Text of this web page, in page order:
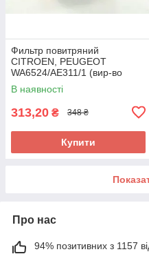
Фильтр повитряний
CITROEN, PEUGEOT
WA6524/AE311/1 (вир-во
WIX-FILTERS) WA6524 UA58
В наявності
313,20 ₴ 348 ₴
Купити
Про нас
94% позитивних з 1157